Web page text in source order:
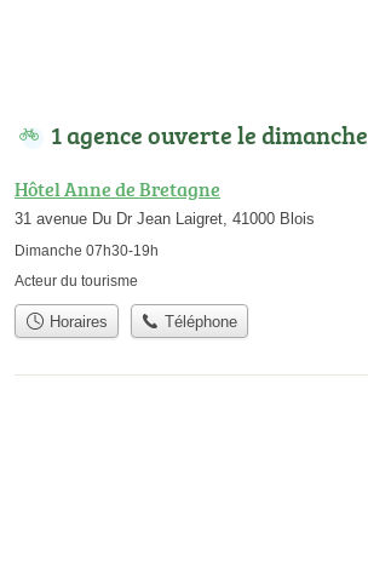
1 agence ouverte le dimanche
Hôtel Anne de Bretagne
31 avenue Du Dr Jean Laigret, 41000 Blois
Dimanche 07h30-19h
Acteur du tourisme
Horaires Téléphone